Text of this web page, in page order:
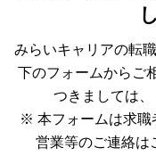
みらいキャリアの転
下のフォームからご
つきましては、
※ 本フォームは求職
営業等のご連絡は